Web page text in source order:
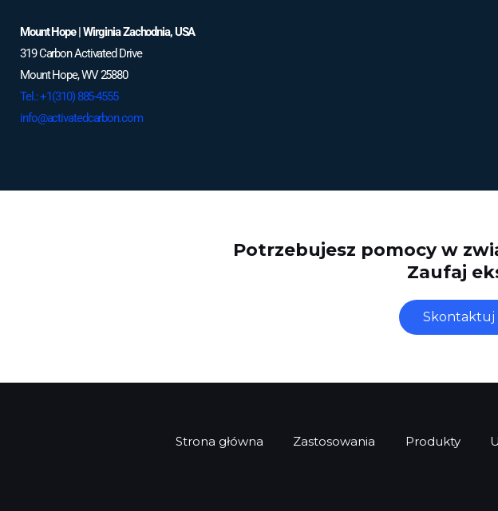
Mount Hope | Wirginia Zachodnia, USA
319 Carbon Activated Drive
Mount Hope, WV 25880
Tel.: +1(310) 885-4555
info@activatedcarbon.com
Potrzebujesz pomocy w
Zaufaj
Skontaktuj
Strona główna Zastosowania Produkty